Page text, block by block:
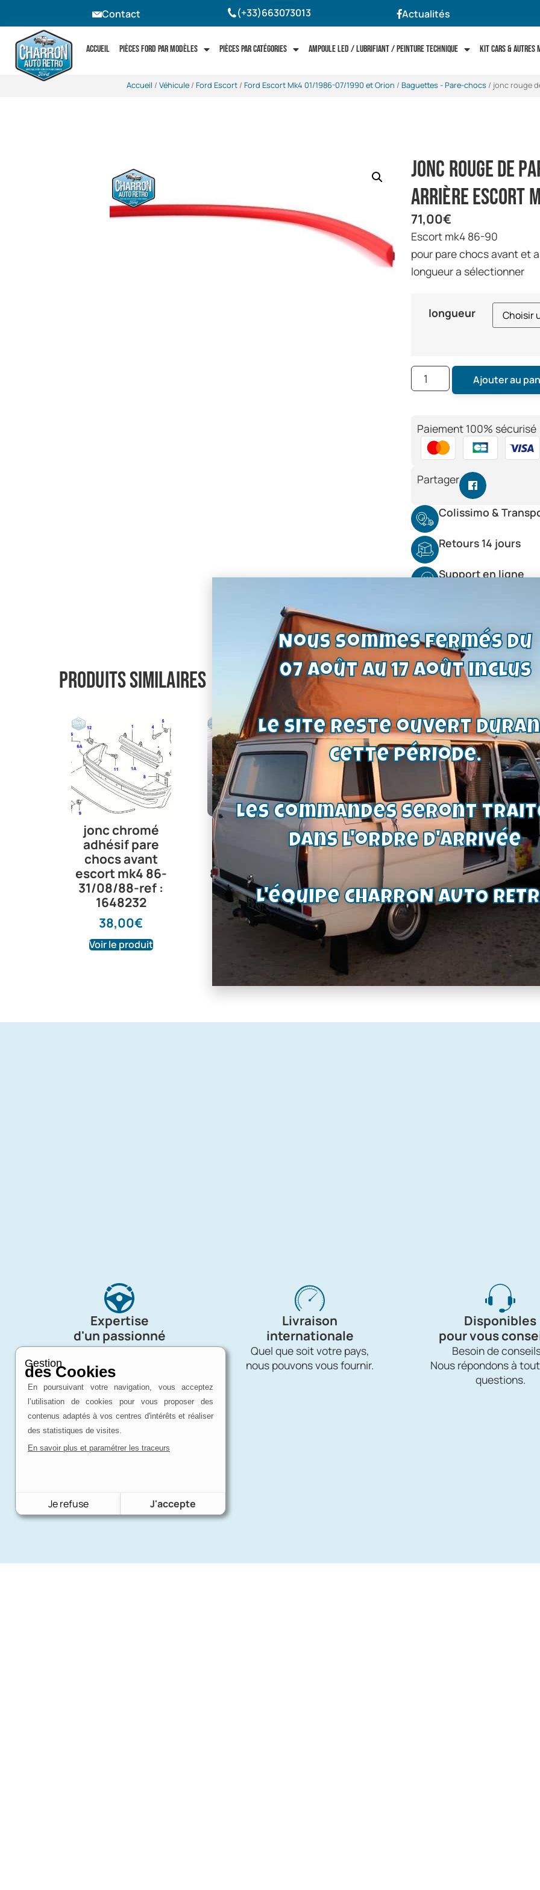
Contact (+33)663073013 Actualités
Accueil Pièces Ford par modèles Pièces par catégories Ampoule LED / Lubrifiant / Peinture technique Kit cars & autres
Accueil / Véhicule/ Ford Escort/ Ford Escort Mk4 01/1986-07/1990 et Orion / Baguettes - Pare-chocs/ jonc rouge
jonc rouge de
arrière escort
71,00€
escort mk4 86-90
pour pare chocs avant et
longueur a sélectionner
longueur
Ajouter au
Paiement 100% sécurisé
Partager
Colissimo &
Retours 14 jours
Support en ligne
Produits similaires
jonc chromé
adhésif pare
chocs avant
escort mk4 86-
31/08/88-ref :
1648232
38,00€
Voir le produit
baguette de
porte avant
droite escort
82-90 modèle 2
portes-réf:
6120447
49,00€
baguette de
porte avant
droite escort
82-90 modèle 4
portes-réf:
6120442
49,00 €
Voir le produit
Expertise
d'un passionné
Charron Auto Rétro, c'est avant tout
une affaire de passion !
Livraison
internationale
Quel que soit votre pays,
nous pouvons vous fournir.
Disponibles
pour vous
Besoin de
Nous répondons à
questions.
Gestion
des Cookies
En poursuivant votre navigation, vous acceptez
l’utilisation de cookies pour vous proposer des
contenus adaptés à vos centres d'intérêts et réaliser
des statistiques de visites.
En savoir plus et paramétrer les traceurs
Je refuse J'accepte
Nous sommes fermés du
07 août au 17 août inclus
Le site reste ouvert
cette période.
Les commandes seront
dans l'ordre d'arrivée
L'équipe CHARRON AUTO